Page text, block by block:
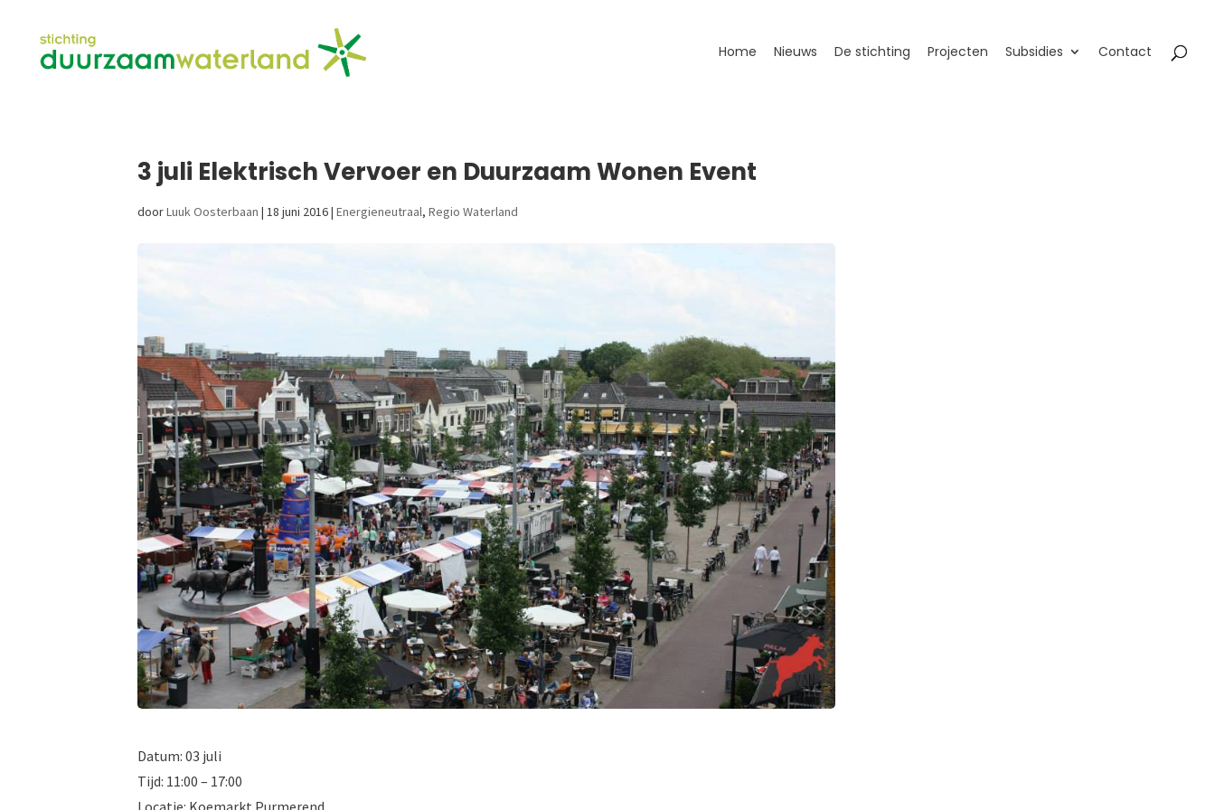
Home Nieuws De stichting Projecten Subsidies Contact
3 juli Elektrisch Vervoer en Duurzaam Wonen Event
doorLuuk Oosterbaan | 18 juni 2016| Energieneutraal, Regio Waterland
Datum: 03 juli
Tijd: 11:00 – 17:00
Locatie: Koemarkt Purmerend